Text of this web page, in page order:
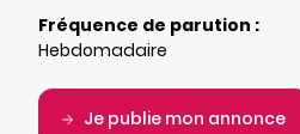
Fréquence de parution :
Hebdomadaire
Je publie mon annonce